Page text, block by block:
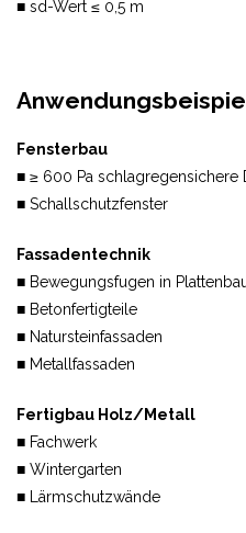
■ sd-Wert ≤ 0,5 m
Fensterbau
■ ≥ 600 Pa schlagregensichere
■ Schallschutzfenster
Fassadentechnik
■ Bewegungsfugen in
■ Betonfertigteile
■ Natursteinfassaden
■ Metallfassaden
Fertigbau Holz/Metall
■ Fachwerk
■ Wintergarten
■ Lärmschutzwände